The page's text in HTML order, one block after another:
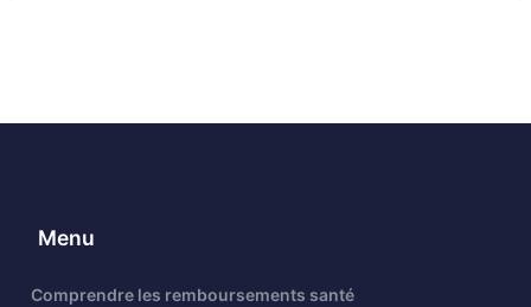
Menu
Comprendre les remboursements santé